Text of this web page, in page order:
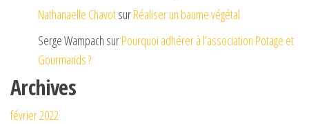
Nathanaelle ChavotsurRéaliser un baume végétal
Serge Wampach surPourquoi adhérer à l’association Potage et
Gourmands ?
Archives
février 2022